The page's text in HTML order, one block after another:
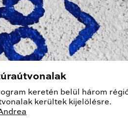
keretén belül három
kerültek kijelölésre.